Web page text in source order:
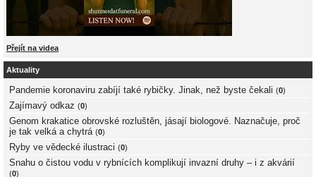
Přejít na videa
Aktuality
Pandemie koronaviru zabíjí také rybičky. Jinak, než byste čekali (0)
Zajímavý odkaz (0)
Genom krakatice obrovské rozluštěn, jásají biologové. Naznačuje, proč
je tak velká a chytrá (0)
Ryby ve vědecké ilustraci (0)
Snahu o čistou vodu v rybnících komplikují invazní druhy – i z akvárií
(0)